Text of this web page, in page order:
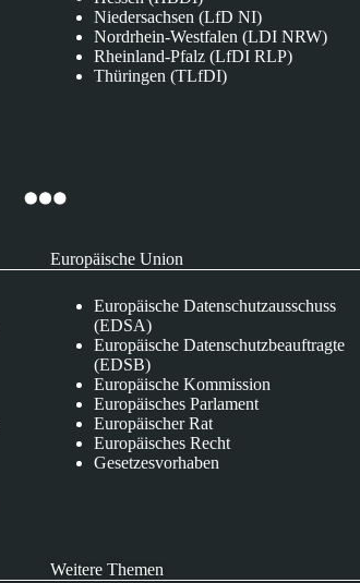
Niedersachsen (LfD NI)
Nordrhein-Westfalen (LDI NRW)
Rheinland-Pfalz (LfDI RLP)
Thüringen (TLfDI)
Europäische Union
Europäische Datenschutzausschuss
(EDSA)
Europäische Datenschutzbeauftragte
(EDSB)
Europäische Kommission
Europäisches Parlament
Europäischer Rat
Europäisches Recht
Gesetzesvorhaben
Weitere Themen